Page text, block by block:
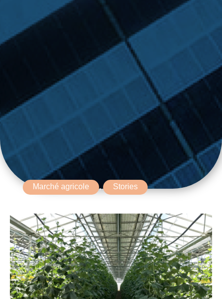
Marché agricole , Stories